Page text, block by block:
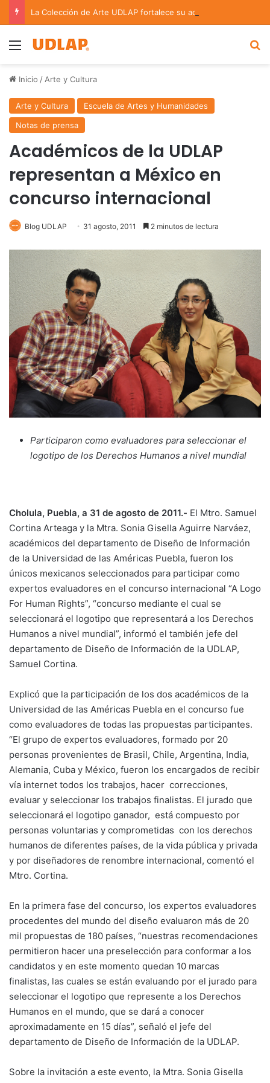
Menu
Inicio / Arte y Cultura
Arte y Cultura
Escuela de Artes y Humanidades
Notas de prensa
Académicos de la UDLAP
representan a México en
concurso internacional
Blog UDLAP 31 agosto, 2011 2 minutos de lectura
Participaron como evaluadores para seleccionar el
logotipo de los Derechos Humanos a nivel mundial
Cholula, Puebla, a 31 de agosto de 2011.- El Mtro. Samuel
Cortina Arteaga y la Mtra. Sonia Gisella Aguirre Narváez,
académicos del departamento de Diseño de Información
de la Universidad de las Américas Puebla, fueron los
únicos mexicanos seleccionados para participar como
expertos evaluadores en el concurso internacional “A Logo
For Human Rights”, “concurso mediante el cual se
seleccionará el logotipo que representará a los Derechos
Humanos a nivel mundial”, informó el también jefe del
departamento de Diseño de Información de la UDLAP,
Samuel Cortina.
Explicó que la participación de los dos académicos de la
Universidad de las Américas Puebla en el concurso fue
como evaluadores de todas las propuestas participantes.
“El grupo de expertos evaluadores, formado por 20
personas provenientes de Brasil, Chile, Argentina, India,
Alemania, Cuba y México, fueron los encargados de recibir
vía internet todos los trabajos, hacer correcciones,
evaluar y seleccionar los trabajos finalistas. El jurado que
seleccionará el logotipo ganador, está compuesto por
personas voluntarias y comprometidas con los derechos
humanos de diferentes países, de la vida pública y privada
y por diseñadores de renombre internacional, comentó el
Mtro. Cortina.
En la primera fase del concurso, los expertos evaluadores
procedentes del mundo del diseño evaluaron más de 20
mil propuestas de 180 países, “nuestras recomendaciones
permitieron hacer una preselección para conformar a los
candidatos y en este momento quedan 10 marcas
finalistas, las cuales se están evaluando por el jurado para
seleccionar el logotipo que represente a los Derechos
Humanos en el mundo, que se dará a conocer
aproximadamente en 15 días”, señaló el jefe del
departamento de Diseño de Información de la UDLAP.
Sobre la invitación a este evento, la Mtra. Sonia Gisella